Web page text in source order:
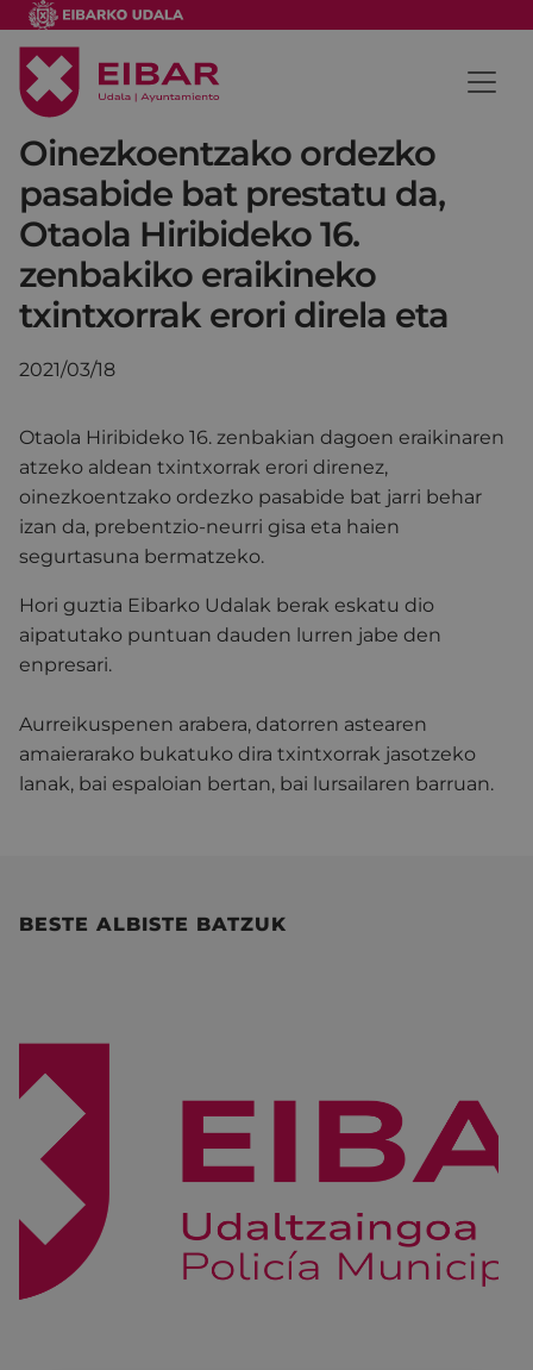
Oinezkoentzako ordezko
pasabide bat prestatu da,
Otaola Hiribideko 16.
zenbakiko eraikineko
txintxorrak erori direla eta
2021/03/18
Otaola Hiribideko 16. zenbakian dagoen eraikinaren
atzeko aldean txintxorrak erori direnez,
oinezkoentzako ordezko pasabide bat jarri behar
izan da, prebentzio-neurri gisa eta haien
segurtasuna bermatzeko.
Hori guztia Eibarko Udalak berak eskatu dio
aipatutako puntuan dauden lurren jabe den
enpresari.
Aurreikuspenen arabera, datorren astearen
amaierarako bukatuko dira txintxorrak jasotzeko
lanak, bai espaloian bertan, bai lursailaren barruan.
BESTE ALBISTE BATZUK